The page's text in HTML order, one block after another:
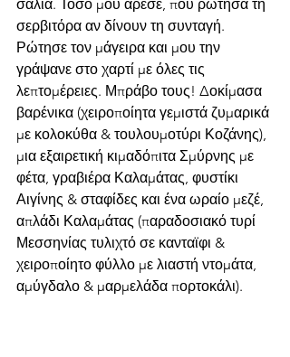
σάλια. Τόσο μου άρεσε, που ρώτησα τη
σερβιτόρα αν δίνουν τη συνταγή.
Ρώτησε τον μάγειρα και μου την
γράψανε στο χαρτί με όλες τις
λεπτομέρειες. Μπράβο τους! Δοκίμασα
βαρένικα (χειροποίητα γεμιστά ζυμαρικά
με κολοκύθα & τουλουμοτύρι Κοζάνης),
μια εξαιρετική κιμαδόπιτα Σμύρνης με
φέτα, γραβιέρα Καλαμάτας, φυστίκι
Αιγίνης & σταφίδες και ένα ωραίο μεζέ,
απλάδι Καλαμάτας (παραδοσιακό τυρί
Μεσσηνίας τυλιχτό σε κανταϊφι &
χειροποίητο φύλλο με λιαστή ντομάτα,
αμύγδαλο & μαρμελάδα πορτοκάλι).